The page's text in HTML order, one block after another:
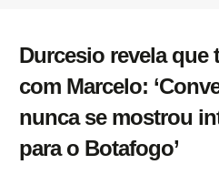
Durcesio revela que
com Marcelo:
nunca se mostrou
para o Botafogo’